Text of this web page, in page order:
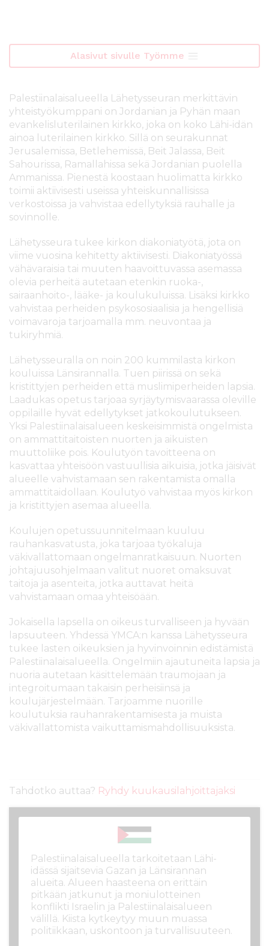
Alasivut sivulle Työmme
Palestiinalaisalueella Lähetysseuran merkittävin
yhteistyökumppani on Jordanian ja Pyhän maan
evankelisluterilainen kirkko, joka on koko Lähi-idän
ainoa luterilainen kirkko. Sillä on seurakunnat
Jerusalemissa, Betlehemissä, Beit Jalassa, Beit
Sahourissa, Ramallahissa sekä Jordanian puolella
Ammanissa. Pienestä koostaan huolimatta kirkko
toimii aktiivisesti useissa yhteiskunnallisissa
verkostoissa ja vahvistaa edellytyksiä rauhalle ja
sovinnolle.
Lähetysseura tukee kirkon diakoniatyötä, jota on
viime vuosina kehitetty aktiivisesti. Diakoniatyössä
vähävaraisia tai muuten haavoittuvassa asemassa
olevia perheitä autetaan etenkin ruoka-,
sairaanhoito-, lääke- ja koulukuluissa. Lisäksi kirkko
vahvistaa perheiden psykososiaalisia ja hengellisiä
voimavaroja tarjoamalla mm. neuvontaa ja
tukiryhmiä.
Lähetysseuralla on noin 200 kummilasta kirkon
kouluissa Länsirannalla. Tuen piirissä on sekä
kristittyjen perheiden että muslimiperheiden lapsia.
Laadukas opetus tarjoaa syrjäytymisvaarassa oleville
oppilaille hyvät edellytykset jatkokoulutukseen.
Yksi Palestiinalaisalueen keskeisimmistä ongelmista
on ammattitaitoisten nuorten ja aikuisten
muuttoliike pois. Koulutyön tavoitteena on
kasvattaa yhteisöön vastuullisia aikuisia, jotka jäisivät
alueelle vahvistamaan sen rakentamista omalla
ammattitaidollaan. Koulutyö vahvistaa myös kirkon
ja kristittyjen asemaa alueella.
Koulujen opetussuunnitelmaan kuuluu
rauhankasvatusta, joka tarjoaa työkaluja
väkivallattomaan ongelmanratkaisuun. Nuorten
johtajuusohjelmaan valitut nuoret omaksuvat
taitoja ja asenteita, jotka auttavat heitä
vahvistamaan omaa yhteisöään.
Jokaisella lapsella on oikeus turvalliseen ja hyvään
lapsuuteen. Yhdessä YMCA:n kanssa Lähetysseura
tukee lasten oikeuksien ja hyvinvoinnin edistämistä
Palestiinalaisalueella. Ongelmiin ajautuneita lapsia ja
nuoria autetaan käsittelemään traumojaan ja
integroitumaan takaisin perheisiinsä ja
koulujärjestelmään. Tarjoamme nuorille
koulutuksia rauhanrakentamisesta ja muista
väkivallattomista vaikuttamismahdollisuuksista.
Tahdotko auttaa? Ryhdy kuukausilahjoittajaksi
Palestiinalaisalueella tarkoitetaan Lähi-
idässä sijaitsevia Gazan ja Länsirannan
alueita. Alueen haasteena on erittäin
pitkään jatkunut ja moniulotteinen
konflikti Israelin ja Palestiinalaisalueen
välillä. Kiista kytkeytyy muun muassa
politiikkaan, uskontoon ja turvallisuuteen.